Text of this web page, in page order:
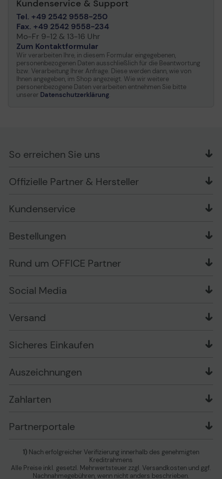
Kundenservice & Support
Tel. +49 2542 9558-250
Fax. +49 2542 9558-234
Mo-Fr 9-12 & 13-16 Uhr
Zum Kontaktformular
Wir verarbeiten Ihre, in diesem Formular eingegebenen,
personenbezogenen Daten ausschließlich für die Beantwortung
bzw. Verarbeitung Ihrer Anfrage. Diese werden dann, wie von
Ihnen angegeben, im Shop angezeigt. Wie wir weitere
personenbezogene Daten verarbeiten entnehmen Sie bitte
unserer Datenschutzerklärung.
Offizielle Partner & Hersteller
Kundenservice
Bewertungsrichtlinien
Wissen mit OP
Markenshops
Garantiearten
Information zur Entsorgung von Batterien und
Vertrag widerrufen
Bestellungen
Versand im Namen Dritter
Muster-Widerrufsformular
Versandinformationen
Sicheres Einkaufen
AGB
Rund um OFFICE Partner
Stellenangebote
Playox.de
Presse
Impressum
Zu den Barrierefreiheitseinstellungen
Erklärung zur Barrierefreiheit
So erreichen Sie uns
Schlesierring 35
Telefon: +49 (0) 2542 / 9558250
Ansprechpartner bei fehlerhafter Ware und Schäden
Social Media
Versand
Sicheres Einkaufen
Auszeichnungen
Zahlarten
Partnerportale
1) Nach erfolgreicher Verifizierung innerhalb des genehmigten
Kreditrahmens
Alle Preise inkl. gesetzl. Mehrwertsteuer zzgl. Versandkosten und ggf.
Nachnahmegebühren, wenn nicht anders beschrieben.